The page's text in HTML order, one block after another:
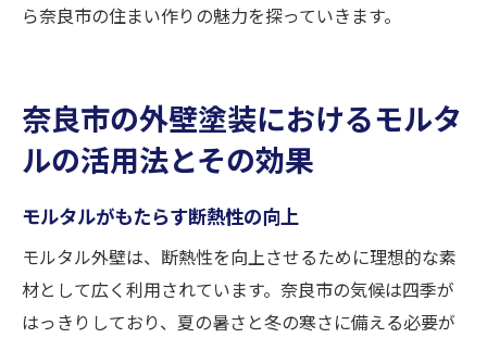
ら奈良市の住まい作りの魅力を探っていきます。
奈良市の外壁塗装におけるモルタ
ルの活用法とその効果
モルタルがもたらす断熱性の向上
モルタル外壁は、断熱性を向上させるために理想的な素
材として広く利用されています。奈良市の気候は四季が
はっきりしており、夏の暑さと冬の寒さに備える必要が